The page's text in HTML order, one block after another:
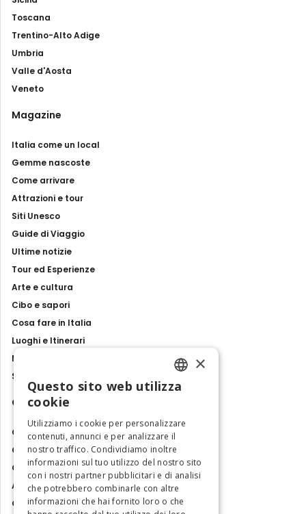
Toscana
Trentino-Alto Adige
Umbria
Valle d'Aosta
Veneto
Magazine
Italia come un local
Gemme nascoste
Come arrivare
Attrazioni e tour
Siti Unesco
Guide di Viaggio
Ultime notizie
Tour ed Esperienze
Arte e cultura
Cibo e sapori
Cosa fare in Italia
Luoghi e Itinerari
Mostre, eventi e spettacoli
Storie e tradizioni
Contatti
Chi siamo
Collabora con noi
Contatti
Ambasciatrice dell'Eccellenza
Osservatorio Turismo
ENGLISH
ITALIAN
×
Questo sito web utilizza
cookie
Utilizziamo i cookie per personalizzare
contenuti, annunci e per analizzare il
nostro traffico. Condividiamo inoltre
informazioni sul tuo utilizzo del nostro sito
con i nostri partner pubblicitari e di analisi
che potrebbero combinarle con altre
informazioni che hai fornito loro o che